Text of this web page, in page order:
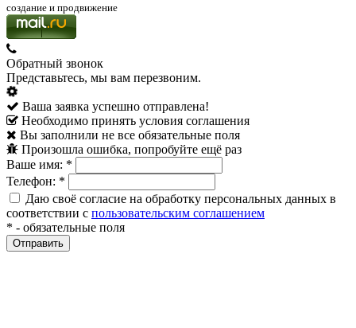
создание и продвижение
Обратный звонок
Представьтесь, мы вам перезвоним.
Ваша заявка успешно отправлена!
Необходимо принять условия соглашения
Вы заполнили не все обязательные поля
Произошла ошибка, попробуйте ещё раз
Ваше имя: *
Телефон: *
Даю своё согласие на обработку персональных данных в
соответствии с пользовательским соглашением
* - обязательные поля